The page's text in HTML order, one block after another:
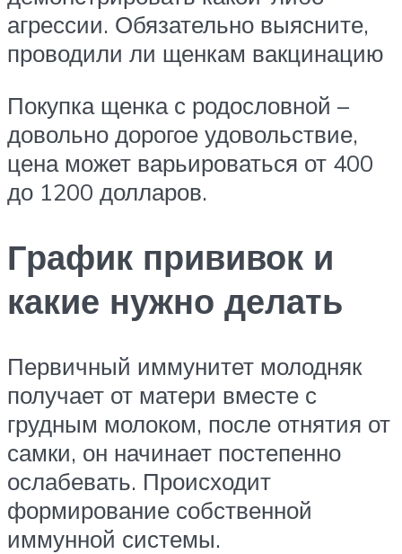
агрессии. Обязательно выясните,
проводили ли щенкам вакцинацию
Покупка щенка с родословной –
довольно дорогое удовольствие,
цена может варьироваться от 400
до 1200 долларов.
График прививок и
какие нужно делать
Первичный иммунитет молодняк
получает от матери вместе с
грудным молоком, после отнятия от
самки, он начинает постепенно
ослабевать. Происходит
формирование собственной
иммунной системы.